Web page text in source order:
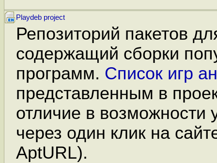
Playdeb project
Репозиторий пакетов
содержащий сборки
программ. Список игр
представленным в
отличие в возможности
через один клик на
AptURL).